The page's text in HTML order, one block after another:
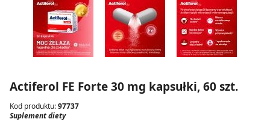
Actiferol FE Forte 30 mg kapsułki, 60 szt.
Kod produktu:97737
Suplement diety